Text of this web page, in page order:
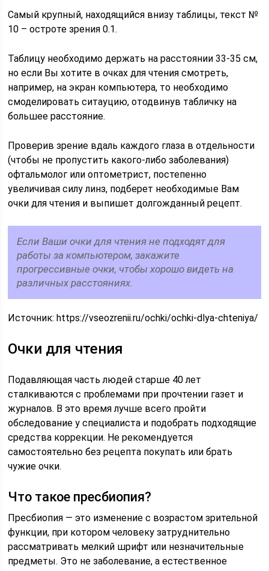
Самый крупный, находящийся внизу таблицы, текст №
10 – остроте зрения 0.1.
Таблицу необходимо держать на расстоянии 33-35 см,
но если Вы хотите в очках для чтения смотреть,
например, на экран компьютера, то необходимо
смоделировать ситауцию, отодвинув табличку на
большее расстояние.
Проверив зрение вдаль каждого глаза в отдельности
(чтобы не пропустить какого-либо заболевания)
офтальмолог или оптометрист, постепенно
увеличивая силу линз, подберет необходимые Вам
очки для чтения и выпишет долгожданный рецепт.
Если Ваши очки для чтения не подходят для
работы за компьютером, закажите
прогрессивные очки, чтобы хорошо видеть на
различных расстояниях.
Источник:https://vseozrenii.ru/ochki/ochki-dlya-chteniya/
Очки для чтения
Подавляющая часть людей старше 40 лет
сталкиваются с проблемами при прочтении газет и
журналов. В это время лучше всего пройти
обследование у специалиста и подобрать подходящие
средства коррекции. Не рекомендуется
самостоятельно без рецепта покупать или брать
чужие очки.
Что такое пресбиопия?
Пресбиопия — это изменение с возрастом зрительной
функции, при котором человеку затруднительно
рассматривать мелкий шрифт или незначительные
предметы. Это не заболевание, а естественное